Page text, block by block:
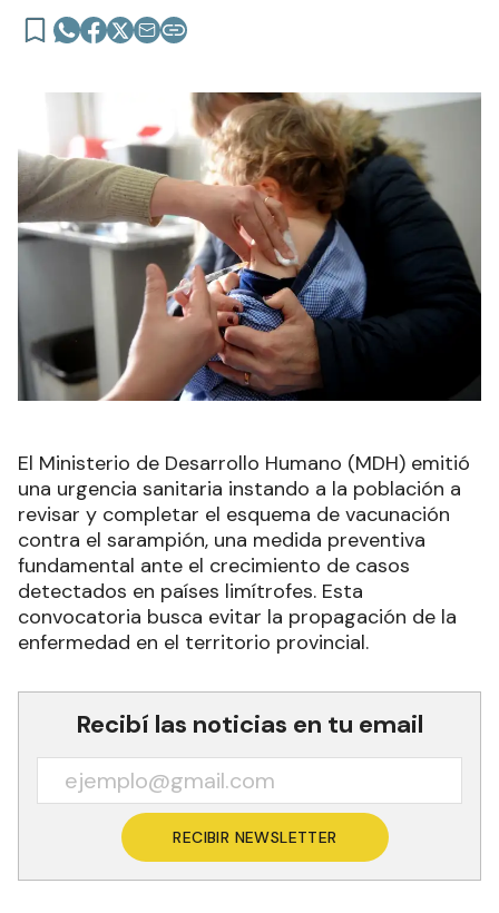
El Ministerio de Desarrollo Humano (MDH) emitió
una urgencia sanitaria instando a la población a
revisar y completar el esquema de vacunación
contra el sarampión, una medida preventiva
fundamental ante el crecimiento de casos
detectados en países limítrofes. Esta
convocatoria busca evitar la propagación de la
enfermedad en el territorio provincial.
Recibí las noticias en tu email
RECIBIR NEWSLETTER